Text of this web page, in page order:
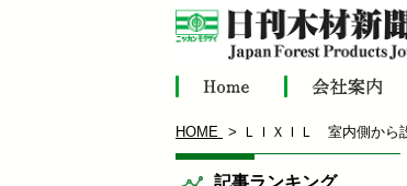
HOME ＬＩＸＩＬ 室内側から